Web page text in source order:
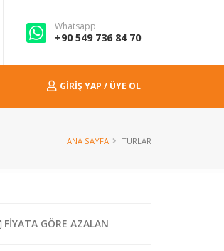
Whatsapp
+90 549 736 84 70
GIRIŞ YAP / ÜYE OL
ANA SAYFA TURLAR
FİYATA GÖRE AZALAN